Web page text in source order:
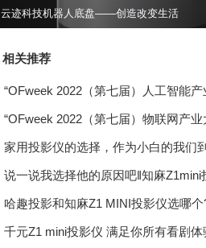
云迹科技机器人底盘——创造改变生活
相关推荐
“OFweek 2022（第七届）人工智能
“OFweek 2022（第七届）物联网产
家用投影仪的选择，作为小白的我们
说一说我选择他的原因吧‖知麻Z1mini
哈趣投影和知麻Z1 MINI投影仪选哪
千元Z1 mini投影仪 满足你所有看剧体